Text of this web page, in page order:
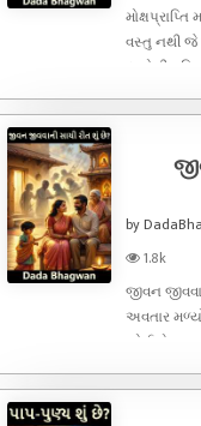
વસ્તુ નથી જે
દુઃખોથી
by
1.8k
જીવન
અવતાર
જોઈએ.
સાથે નથી